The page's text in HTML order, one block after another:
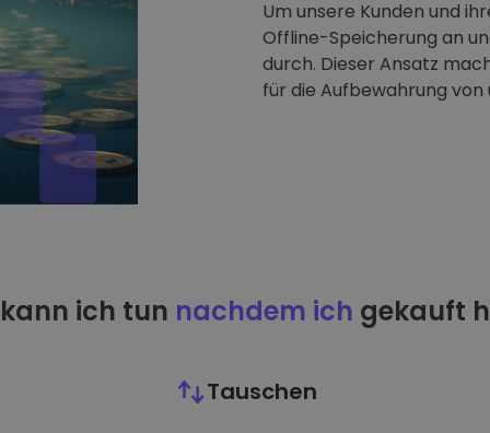
Um unsere Kunden und
Offline-Speicherung an
durch. Dieser Ansatz
für die Aufbewahrung
ich tun nachdem ich gekauft
Tauschen